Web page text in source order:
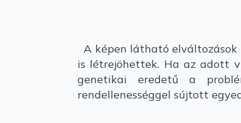
A képen látható
is létrejöhettek. Ha az adott
genetikai eredetű a
rendellenességgel sújtott